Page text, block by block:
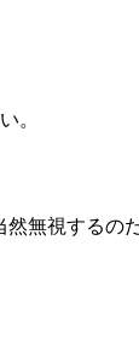
。
無視するの